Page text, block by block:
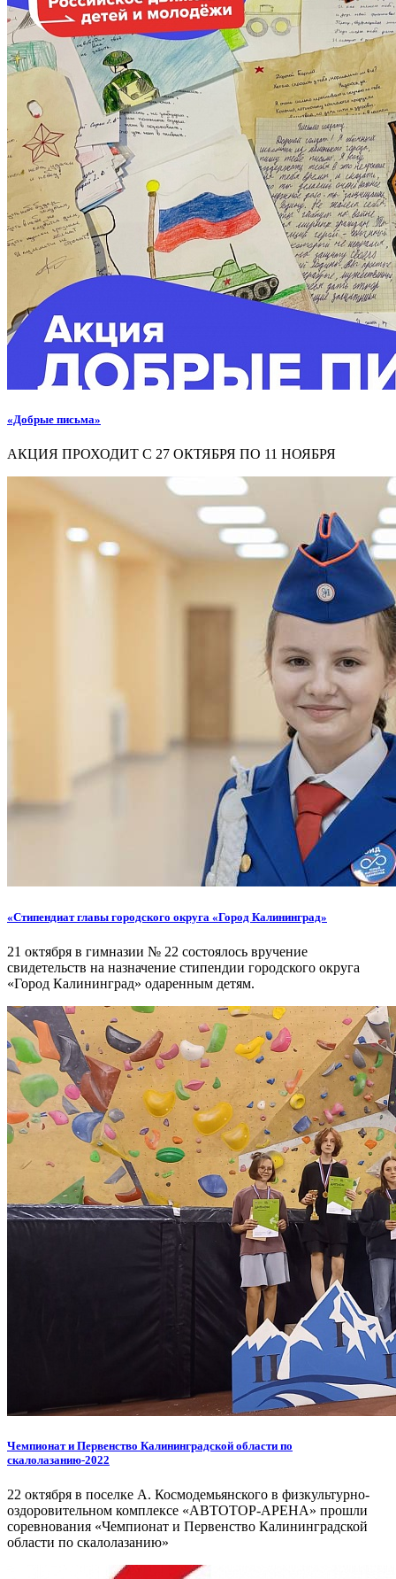
«Добрые письма»
АКЦИЯ ПРОХОДИТ С 27 ОКТЯБРЯ ПО 11 НОЯБРЯ
«Стипендиат главы городского округа «Город Калининград»
21 октября в гимназии № 22 состоялось вручение
свидетельств на назначение стипендии городского округа
«Город Калининград» одаренным детям.
Чемпионат и Первенство Калининградской области по
скалолазанию-2022
22 октября в поселке А. Космодемьянского в физкультурно-
оздоровительном комплексе «АВТОТОР-АРЕНА» прошли
соревнования «Чемпионат и Первенство Калининградской
области по скалолазанию»